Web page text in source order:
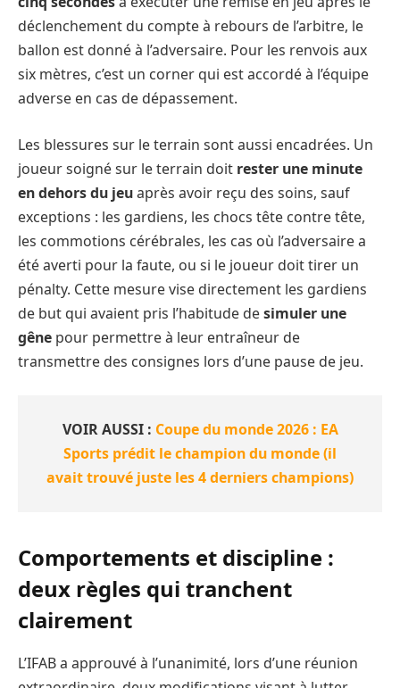
déclenchement du compte à rebours de l’arbitre, le
ballon est donné à l’adversaire. Pour les renvois aux
six mètres, c’est un corner qui est accordé à l’équipe
adverse en cas de dépassement.
Les blessures sur le terrain sont aussi encadrées. Un
joueur soigné sur le terrain doit rester une minute
en dehors du jeuaprès avoir reçu des soins, sauf
exceptions : les gardiens, les chocs tête contre tête,
les commotions cérébrales, les cas où l’adversaire a
été averti pour la faute, ou si le joueur doit tirer un
pénalty. Cette mesure vise directement les gardiens
de but qui avaient pris l’habitude desimuler une
gêne pour permettre à leur entraîneur de
transmettre des consignes lors d’une pause de jeu.
VOIR AUSSI : Coupe du monde 2026 : EA
Sports prédit le champion du monde (il
avait trouvé juste les 4 derniers champions)
Comportements et discipline :
deux règles qui tranchent
clairement
L’IFAB a approuvé à l’unanimité, lors d’une réunion